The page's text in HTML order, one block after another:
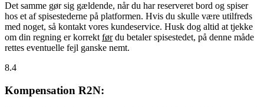
Det samme gør sig gældende, når du har reserveret bord og spiser
hos et af spisestederne på platformen. Hvis du skulle være utilfreds
med noget, så kontakt vores kundeservice. Husk dog altid at tjekke
om din regning er korrekt førdu betaler spisestedet, på denne måde
rettes eventuelle fejl ganske nemt.
8.4
Kompensation R2N: